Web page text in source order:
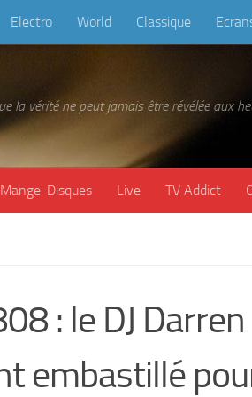
Electro World Classique
la vérité ne peut jamais être révélée aux
Mange-Disques Live TV Addict
: le DJ
embastillé